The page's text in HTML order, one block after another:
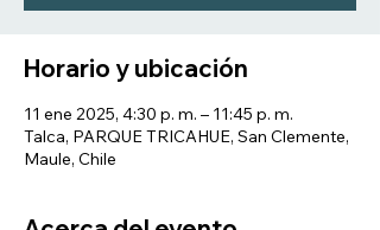
Horario y ubicación
11 ene 2025, 4:30 p. m. – 11:45 p. m.
Talca, PARQUE TRICAHUE, San Clemente,
Maule, Chile